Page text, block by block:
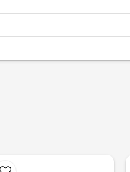
använda om det blir kondens.